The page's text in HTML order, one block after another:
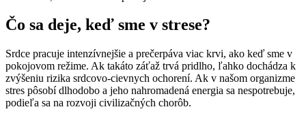
Čo sa deje, keď sme v strese?
Srdce pracuje intenzívnejšie a prečerpáva viac krvi, ako keď sme v
pokojovom režime. Ak takáto záťaž trvá pridlho, ľahko dochádza k
zvýšeniu rizika srdcovo-cievnych ochorení. Ak v našom organizme
stres pôsobí dlhodobo a jeho nahromadená energia sa nespotrebuje,
podieľa sa na rozvoji civilizačných chorôb.